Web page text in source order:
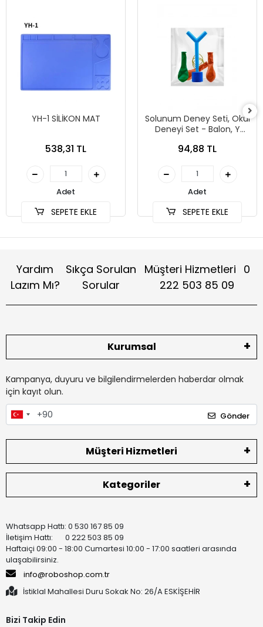
YH-1 SİLİKON MAT
538,31 TL
Adet
SEPETE EKLE
Solunum Deney Seti, Okul
Deneyi Set - Balon, Y
94,88 TL
Adet
SEPETE EKLE
Yardım
Lazım Mı?
Sıkça Sorulan
Sorular
Müşteri Hizmetleri 0
222 503 85 09
Kurumsal
Kampanya, duyuru ve bilgilendirmelerden haberdar olmak
için kayıt olun.
Gönder
Müşteri Hizmetleri
Kategoriler
Whatsapp Hattı: 0 530 167 85 09
İletişim Hattı: 0 222 503 85 09
Haftaiçi 09:00 - 18:00 Cumartesi 10:00 - 17:00 saatleri arasında
ulaşabilirsiniz.
info@roboshop.com.tr
İstiklal Mahallesi Duru Sokak No: 26/A ESKİŞEHİR
Bizi Takip Edin